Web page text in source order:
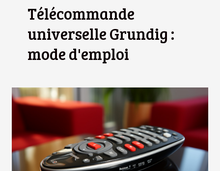
Télécommande
universelle Grundig :
mode d'emploi